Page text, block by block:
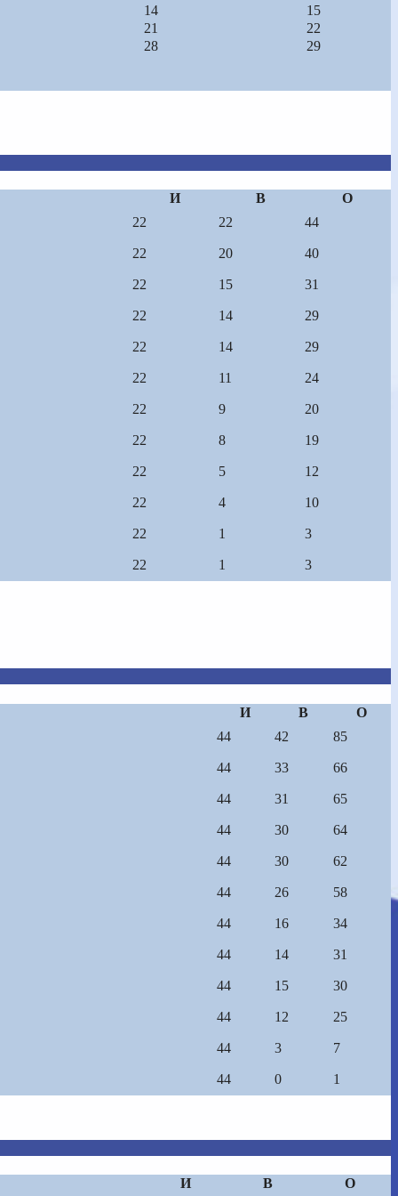
14
15
21
22
28
29
И В
О
22 22 44
22 20 40
22 15 31
22 14 29
22 14 29
22 11 24
22 9 20
22 8 19
22 5 12
22 4 10
22 1 3
22 1 3
И В
О
44 42 85
44 33 66
44 31 65
44 30 64
44 30 62
44 26 58
44 16 34
44 14 31
44 15 30
44 12 25
44 3 7
44 0 1
И В О